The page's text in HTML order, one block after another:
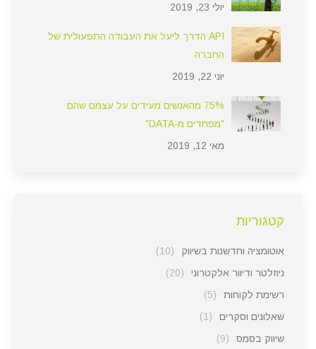
יולי 23, 2019
API הדרך ליעל את העבודה התפעולית של
החברה
יוני 22, 2019
75% מהאנשים מעידים על עצמם שהם
"מפחדים מ-DATA"
מאי 12, 2019
קטגוריות
אוטומציה וחדשנות בשיווק
(10)
ניוזלטר ודיוור אלקטרוני
(20)
רשימת לקוחות
(5)
שאלונים וסקרים
(1)
שיווק בסמס
(9)